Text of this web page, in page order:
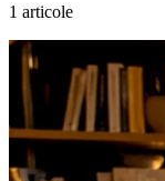
1 articole